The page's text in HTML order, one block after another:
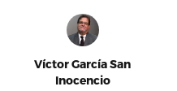
Víctor García San
Inocencio